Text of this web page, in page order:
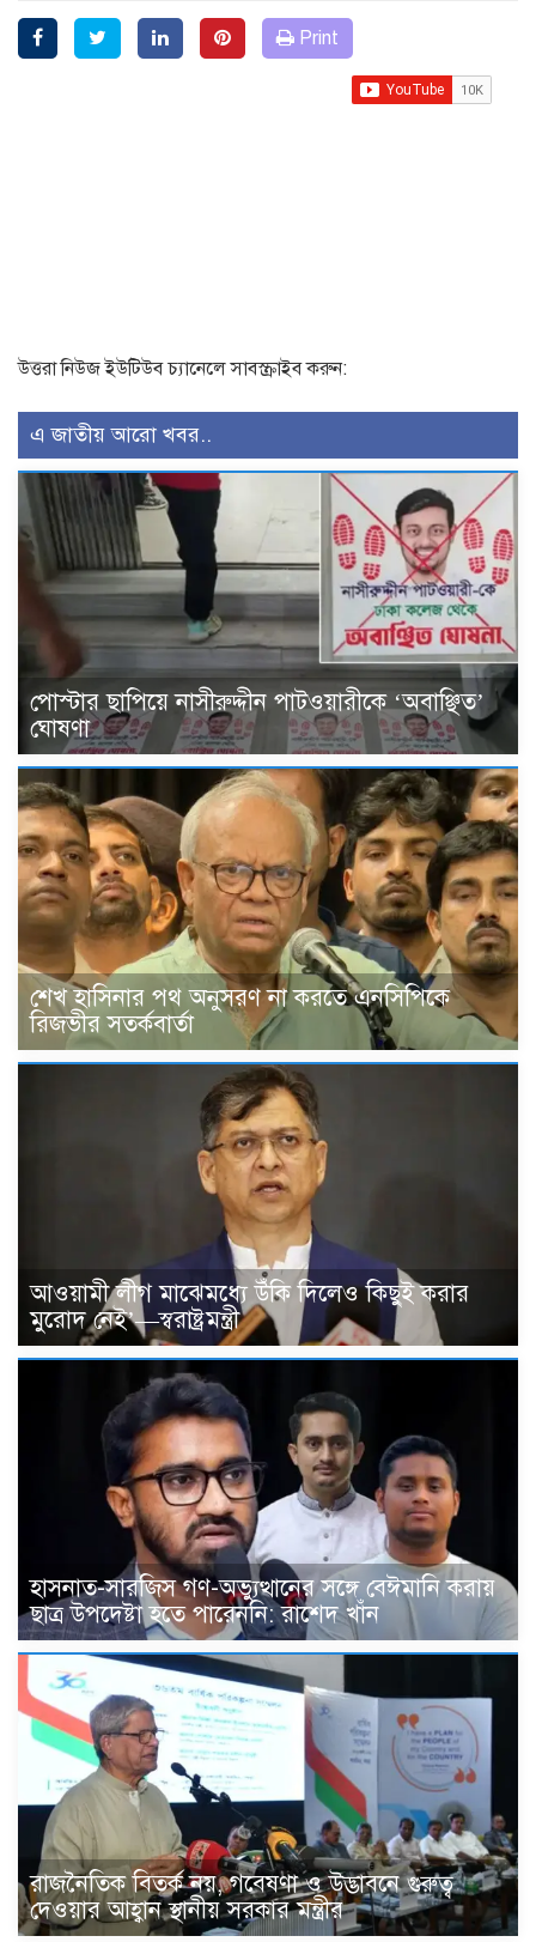
Print
উত্তরা নিউজ ইউটিউব চ্যানেলে সাবস্ক্রাইব করুন:
এ জাতীয় আরো খবর..
পোস্টার ছাপিয়ে নাসীরুদ্দীন পাটওয়ারীকে ‘অবাঞ্ছিত’
ঘোষণা
শেখ হাসিনার পথ অনুসরণ না করতে এনসিপিকে
রিজভীর সতর্কবার্তা
আওয়ামী লীগ মাঝেমধ্যে উঁকি দিলেও কিছুই করার
মুরোদ নেই’—স্বরাষ্ট্রমন্ত্রী
হাসনাত-সারজিস গণ-অভ্যুত্থানের সঙ্গে বেঈমানি করায়
ছাত্র উপদেষ্টা হতে পারেননি: রাশেদ খাঁন
রাজনৈতিক বিতর্ক নয়, গবেষণা ও উদ্ভাবনে গুরুত্ব
দেওয়ার আহ্বান স্থানীয় সরকার মন্ত্রীর